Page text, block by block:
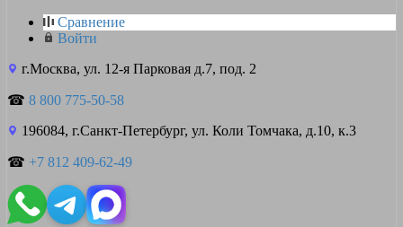
Сравнение
Войти
г.Москва, ул. 12-я Парковая д.7, под. 2
☎ 8 800 775-50-58
196084, г.Санкт-Петербург, ул. Коли Томчака, д.10, к.3
☎ +7 812 409-62-49